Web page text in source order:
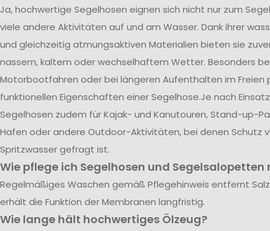
Ja, hochwertige Segelhosen eignen sich nicht nur zum
viele andere Aktivitäten auf und am Wasser. Dank ihrer
und gleichzeitig atmungsaktiven Materialien bieten sie
nassem, kaltem oder wechselhaftem Wetter. Besonders
Motorbootfahren oder bei längeren Aufenthalten im Freien
funktionellen Eigenschaften einer Segelhose.Je nach
Segelhosen zudem für Kajak- und Kanutouren, Stand-up-
Hafen oder andere Outdoor-Aktivitäten, bei denen Schutz
Spritzwasser gefragt ist.
Wie pflege ich Segelhosen und Segelsalopetten
Regelmäßiges Waschen gemäß Pflegehinweis entfernt
erhält die Funktion der Membranen langfristig.
Wie lange hält hochwertiges Ölzeug?